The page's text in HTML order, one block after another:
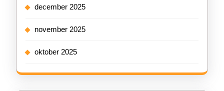
december 2025
november 2025
oktober 2025